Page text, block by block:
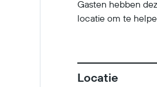
Gasten hebben
locatie om te
Locatie